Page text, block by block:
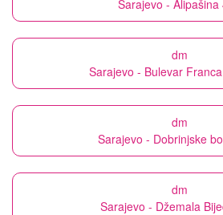
Sarajevo - Alipašina
dm
Sarajevo - Bulevar
dm
Sarajevo - Dobrinjske
dm
Sarajevo - Džemala